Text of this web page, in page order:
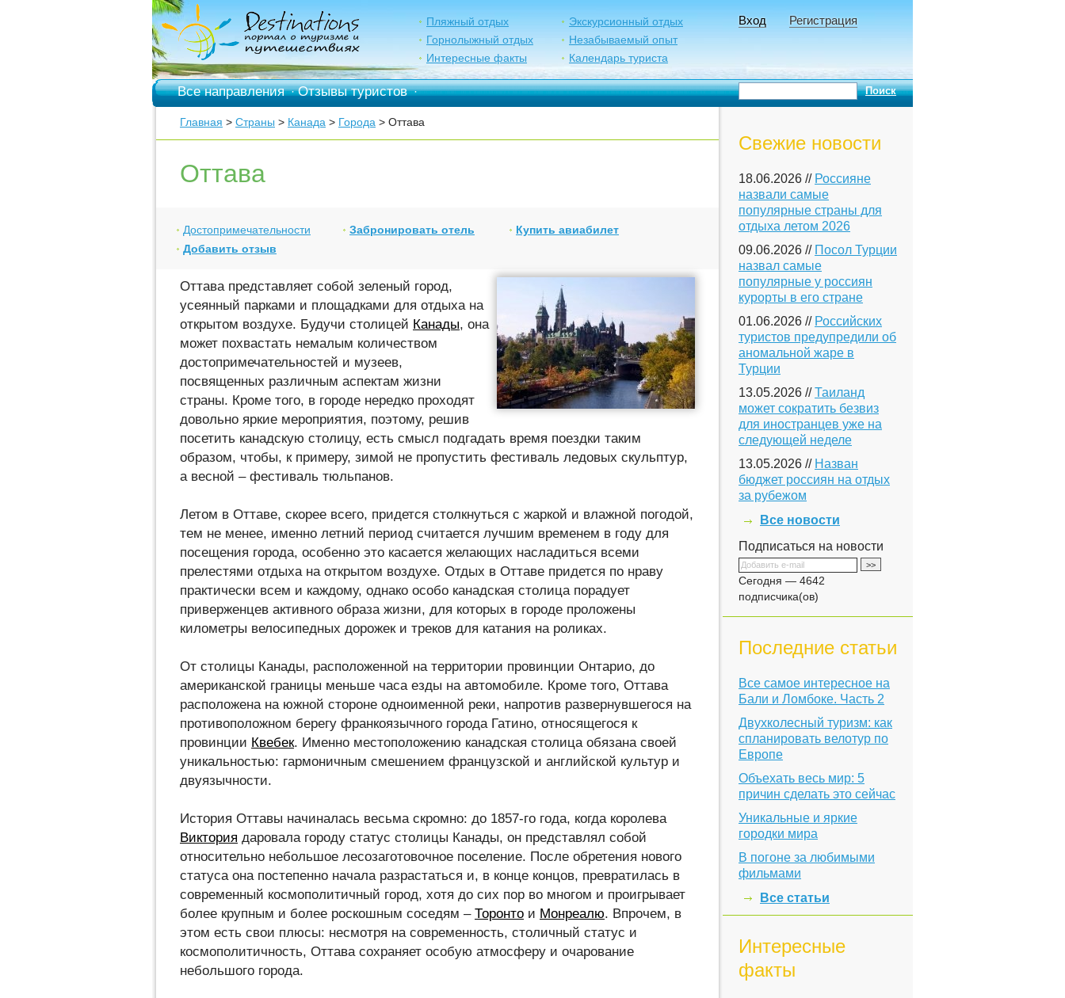
Пляжный отдых
Экскурсионный отдых
Горнолыжный отдых
Незабываемый опыт
Интересные факты
Календарь туриста
Вход Регистрация
Все направления·Отзывы туристов·
Главная > Страны > Канада > Города > Оттава
Оттава
Достопримечательности Забронировать отель
Купить авиабилет
Добавить отзыв
Оттава представляет собой зеленый город,
усеянный парками и площадками для отдыха на
открытом воздухе. Будучи столицей Канады, она
может похвастать немалым количеством
достопримечательностей и музеев,
посвященных различным аспектам жизни
страны. Кроме того, в городе нередко проходят
довольно яркие мероприятия, поэтому, решив
посетить канадскую столицу, есть смысл подгадать время поездки таким
образом, чтобы, к примеру, зимой не пропустить фестиваль ледовых скульптур,
а весной – фестиваль тюльпанов.
Летом в Оттаве, скорее всего, придется столкнуться с жаркой и влажной погодой,
тем не менее, именно летний период считается лучшим временем в году для
посещения города, особенно это касается желающих насладиться всеми
прелестями отдыха на открытом воздухе. Отдых в Оттаве придется по нраву
практически всем и каждому, однако особо канадская столица порадует
приверженцев активного образа жизни, для которых в городе проложены
километры велосипедных дорожек и треков для катания на роликах.
От столицы Канады, расположенной на территории провинции Онтарио, до
американской границы меньше часа езды на автомобиле. Кроме того, Оттава
расположена на южной стороне одноименной реки, напротив развернувшегося на
противоположном берегу франкоязычного города Гатино, относящегося к
провинции Квебек. Именно местоположению канадская столица обязана своей
уникальностью: гармоничным смешением французской и английской культур и
двуязычности.
История Оттавы начиналась весьма скромно: до 1857-го года, когда королева
Виктория даровала городу статус столицы Канады, он представлял собой
относительно небольшое лесозаготовочное поселение. После обретения нового
статуса она постепенно начала разрастаться и, в конце концов, превратилась в
современный космополитичный город, хотя до сих пор во многом и проигрывает
более крупным и более роскошным соседям – Торонто и Монреалю. Впрочем, в
этом есть свои плюсы: несмотря на современность, столичный статус и
космополитичность, Оттава сохраняет особую атмосферу и очарование
небольшого города.
Свежие новости
18.06.2026 // Россияне
назвали самые
популярные страны для
отдыха летом 2026
09.06.2026 // Посол Турции
назвал самые
популярные у россиян
курорты в его стране
01.06.2026 // Российских
туристов предупредили об
аномальной жаре в
Турции
13.05.2026 //Таиланд
может сократить безвиз
для иностранцев уже на
следующей неделе
13.05.2026 // Назван
бюджет россиян на отдых
за рубежом
Все новости
Подписаться на новости
Сегодня — 4642
подписчика(ов)
Последние статьи
Все самое интересное на
Бали и Ломбоке. Часть 2
Двухколесный туризм: как
спланировать велотур по
Европе
Объехать весь мир: 5
причин сделать это сейчас
Уникальные и яркие
городки мира
В погоне за любимыми
фильмами
Все статьи
Интересные
факты